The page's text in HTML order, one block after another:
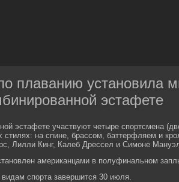
плаванию установила
эстафете
эстафете участвуют четыре спортсмена
стилях: на спине, брассом, баттерфляем и
Лилли Кинг, Калеб Дрессел и Симоне
американцами в полуфинальном
спорта завершится 30 июля.